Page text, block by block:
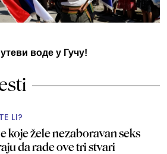
воде у Гучу!
LI?
koje žele nezaboravan seks
da rade ove tri stvari